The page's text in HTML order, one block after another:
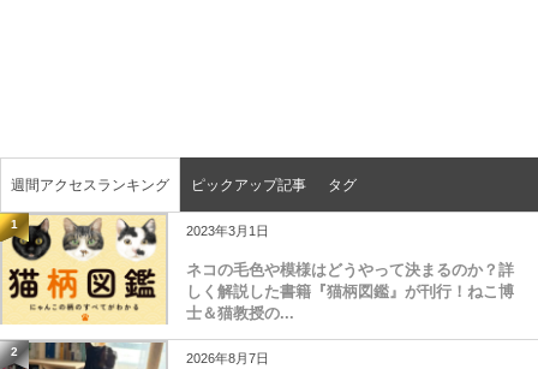
週間アクセスランキング ピックアップ記事 タグ
1 2023年3月1日
ネコの毛色や模様はどうやって決まるのか？詳
しく解説した書籍『猫柄図鑑』が刊行！ねこ博
士＆猫教授の...
2 2026年8月7日